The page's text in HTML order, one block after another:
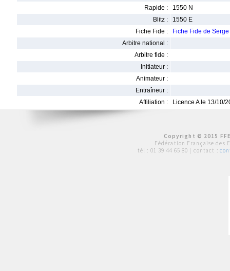
Rapide :
1550 N
Blitz :
1550 E
Fiche Fide :
Fiche Fide de
Arbitre national :
Arbitre fide :
Initiateur :
Animateur :
Entraîneur :
Affiliation :
Licence A le 13/10/
Copyright © 2015
Fédération Française des
tél : 01 39 44 65 80 | contact :